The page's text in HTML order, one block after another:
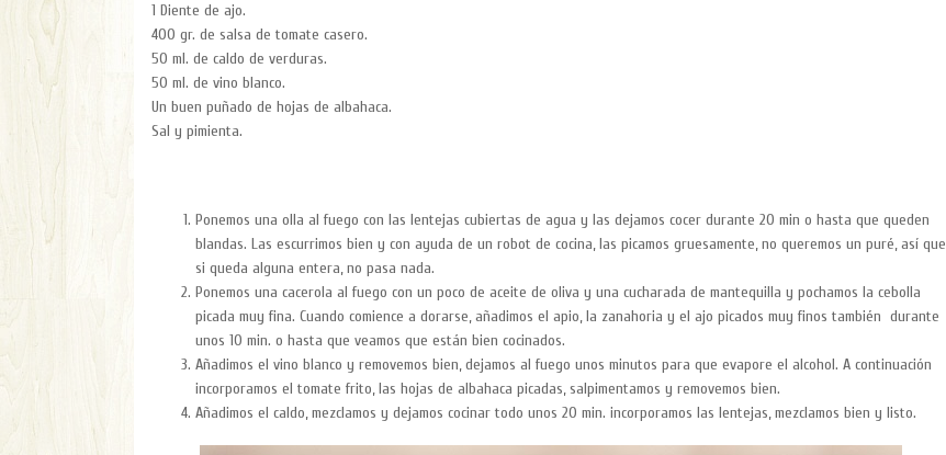
1 Diente de ajo.
400 gr. de salsa de tomate casero.
50 ml. de caldo de verduras.
50 ml. de vino blanco.
Un buen puñado de hojas de albahaca.
Sal y pimienta.
Ponemos una olla al fuego con las lentejas cubiertas de agua y las dejamos cocer durante 20 min o hasta que queden
blandas. Las escurrimos bien y con ayuda de un robot de cocina, las picamos gruesamente, no queremos un puré, así que
si queda alguna entera, no pasa nada.
Ponemos una cacerola al fuego con un poco de aceite de oliva y una cucharada de mantequilla y pochamos la cebolla
picada muy fina. Cuando comience a dorarse, añadimos el apio, la zanahoria y el ajo picados muy finos también durante
unos 10 min. o hasta que veamos que están bien cocinados.
Añadimos el vino blanco y removemos bien, dejamos al fuego unos minutos para que evapore el alcohol. A continuación
incorporamos el tomate frito, las hojas de albahaca picadas, salpimentamos y removemos bien.
Añadimos el caldo, mezclamos y dejamos cocinar todo unos 20 min. incorporamos las lentejas, mezclamos bien y listo.